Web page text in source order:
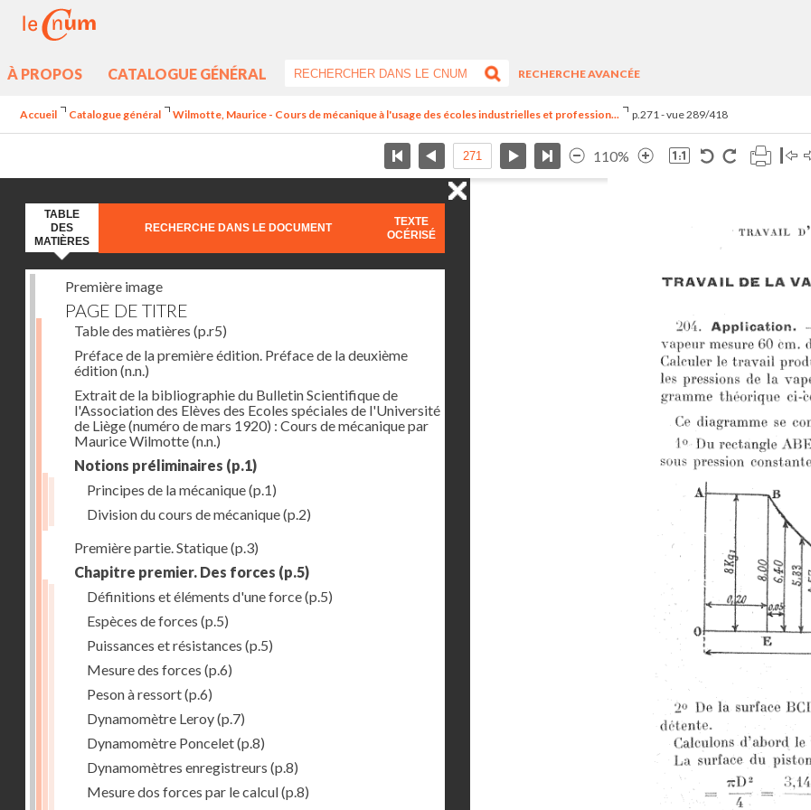
À PROPOS CATALOGUE GÉNÉRAL
RECHERCHE AVANCÉE
Accueil Catalogue général Wilmotte, Maurice - Cours de mécanique à l'usage des écoles industrielles et profession... p.271 - vue 289/418
110%
TABLE
DES
MATIÈRES
RECHERCHE DANS LE DOCUMENT
TEXTE
OCÉRISÉ
Première image
PAGE DE TITRE
Table des matières (p.r5)
Préface de la première édition. Préface de la deuxième
édition(n.n.)
Extrait de la bibliographie du Bulletin Scientifique de
l'Association des Elèves des Ecoles spéciales de l'Université
de Liège (numéro de mars 1920) : Cours de mécanique par
Maurice Wilmotte(n.n.)
Notions préliminaires (p.1)
Principes de la mécanique(p.1)
Division du cours de mécanique(p.2)
Première partie. Statique(p.3)
Chapitre premier. Des forces (p.5)
Définitions et éléments d'une force(p.5)
Espèces de forces (p.5)
Puissances et résistances (p.5)
Mesure des forces (p.6)
Peson à ressort(p.6)
Dynamomètre Leroy(p.7)
Dynamomètre Poncelet(p.8)
Dynamomètres enregistreurs (p.8)
Mesure dos forces par le calcul(p.8)